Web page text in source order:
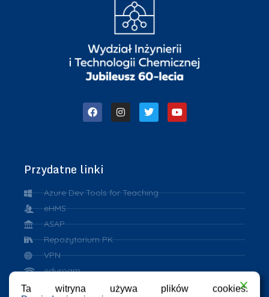
Przydatne linki
Azure Dev Tools for Teaching
eHMS
ASAP
Repozytorium PK
VPN
eduroam
Ta witryna używa plików cookies.